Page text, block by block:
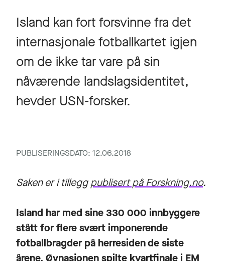
Island kan fort forsvinne fra det
internasjonale fotballkartet igjen
om de ikke tar vare på sin
nåværende landslagsidentitet,
hevder USN-forsker.
PUBLISERINGSDATO: 12.06.2018
Saken er i tilleggpublisert på Forskning.no.
Island har med sine 330 000 innbyggere
stått for flere svært imponerende
fotballbragder på herresiden de siste
årene. Øynasjonen spilte kvartfinale i EM